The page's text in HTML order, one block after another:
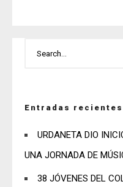
Entradas recientes
URDANETA DIO
UNA JORNADA DE
38 JÓVENES DEL